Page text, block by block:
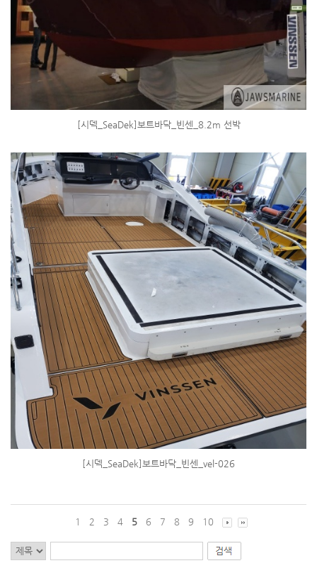
[시덱_SeaDek]보트바닥_빈센_8.2m 선박
[시덱_SeaDek]보트바닥_빈센_vel-026
1 2 3 4 5 6 7 8 9 10